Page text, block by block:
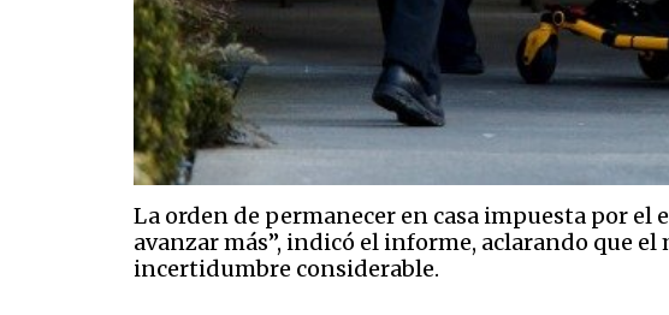
La orden de permanecer en casa impuesta por el
avanzar más”, indicó el informe, aclarando que
incertidumbre considerable.